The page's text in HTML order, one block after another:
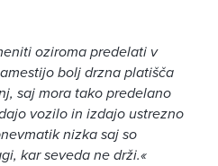
oziroma predelati v
bolj drzna platišča
saj mora tako predelano
vozilo in izdajo ustrezno
nizka saj so
kar seveda ne drži.«